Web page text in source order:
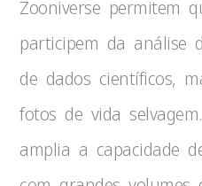
Zooniverse permitem
participem da análise
de dados científicos,
fotos de vida
amplia a capacidade